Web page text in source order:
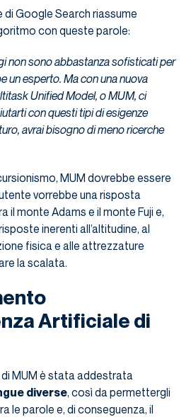
di Google Search riassume
con queste parole:
non sono abbastanza sofisticati per
un esperto. Ma con una nuova
Unified Model, o MUM, ci
con questi tipi di esigenze
avrai bisogno di meno ricerche
MUM dovrebbe essere
vorrebbe una risposta
il monte Adams e il monte Fuji e,
inerenti all’altitudine, al
fisica e alle attrezzature
la scalata.
Artificiale di
di MUM è stata addestrata
diverse, così da permettergli
le parole e, di conseguenza, il